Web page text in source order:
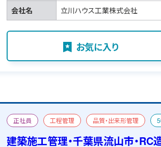
会社名
立川ハウス工業株式会社
お気に入り
正社員 工程管理 品質・出来形管理
改修
二級建築施工管理技士 宿舎あり
建築施工管理・千葉県流山市・